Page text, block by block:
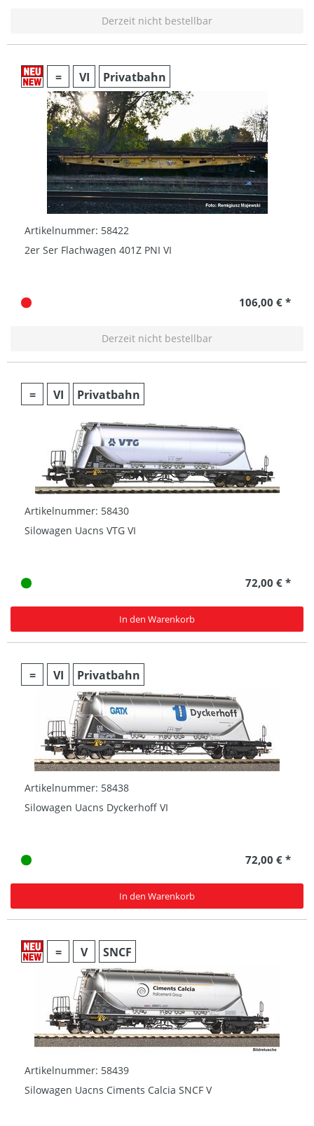
Derzeit nicht bestellbar
= VI Privatbahn
Artikelnummer: 58422
2er Ser Flachwagen 401Z PNI VI
106,00 € *
Derzeit nicht bestellbar
= VI Privatbahn
Artikelnummer: 58430
Silowagen Uacns VTG VI
72,00 € *
In den Warenkorb
= VI Privatbahn
Artikelnummer: 58438
Silowagen Uacns Dyckerhoff VI
72,00 € *
In den Warenkorb
= V SNCF
Artikelnummer: 58439
Silowagen Uacns Ciments Calcia SNCF V